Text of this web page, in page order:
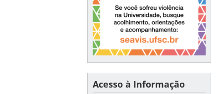
Acesso à Informação